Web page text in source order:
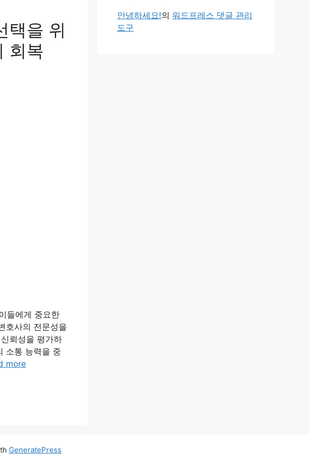
택을 위
회복
들에게 중요한
호사의 전문성을
뢰성을 평가하
소통 능력을 중
more
안녕하세요!의 워드프레스 댓글 관리
도구
GeneratePress